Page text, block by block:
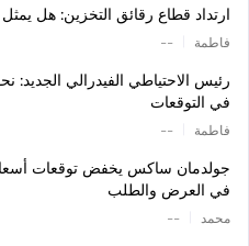
ارتداد قطاع رقائق التخزين: هل
فاطمة --
رئيس الاحتياطي الفيدرالي الجديد:
في التوقعات
فاطمة --
في العرض والطلب
محمد --